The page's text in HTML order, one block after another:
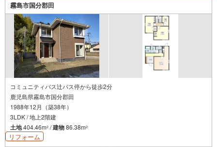
霧島市国分郡田
コミュニティバス辻バス停から徒歩2分
鹿児島県霧島市国分郡田
1988年12月（築38年）
3LDK / 地上2階建
土地404.46m2 /建物86.38m2
リフォーム